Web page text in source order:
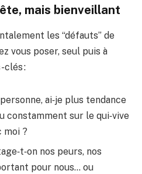
mais bienveillant
les “défauts” de
vous poser, seul puis à
clés :
ai‑je plus tendance
constamment sur le qui‑vive
moi ?
nos peurs, nos
pour nous… ou